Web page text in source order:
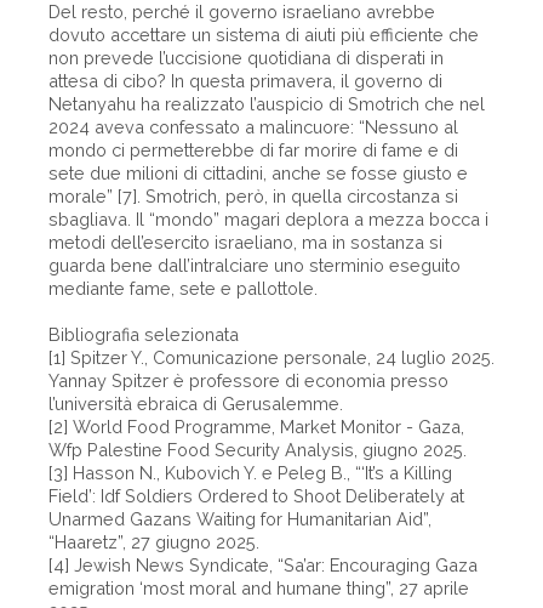
Del resto, perché il governo israeliano avrebbe
dovuto accettare un sistema di aiuti più efficiente che
non prevede l’uccisione quotidiana di disperati in
attesa di cibo? In questa primavera, il governo di
Netanyahu ha realizzato l’auspicio di Smotrich che nel
2024 aveva confessato a malincuore: “Nessuno al
mondo ci permetterebbe di far morire di fame e di
sete due milioni di cittadini, anche se fosse giusto e
morale” [7]. Smotrich, però, in quella circostanza si
sbagliava. Il “mondo” magari deplora a mezza bocca i
metodi dell’esercito israeliano, ma in sostanza si
guarda bene dall’intralciare uno sterminio eseguito
mediante fame, sete e pallottole.
Bibliografia selezionata
[1] Spitzer Y., Comunicazione personale, 24 luglio 2025.
Yannay Spitzer è professore di economia presso
l’università ebraica di Gerusalemme.
[2] World Food Programme, Market Monitor - Gaza,
Wfp Palestine Food Security Analysis, giugno 2025.
[3] Hasson N., Kubovich Y. e Peleg B., “‘It’s a Killing
Field’: Idf Soldiers Ordered to Shoot Deliberately at
Unarmed Gazans Waiting for Humanitarian Aid”,
“Haaretz”, 27 giugno 2025.
[4] Jewish News Syndicate, “Sa’ar: Encouraging Gaza
emigration ‘most moral and humane thing”, 27 aprile